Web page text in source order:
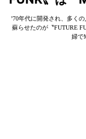
’70年代に開発され、多く
蘇らせたのが〝FUTURE
婦で